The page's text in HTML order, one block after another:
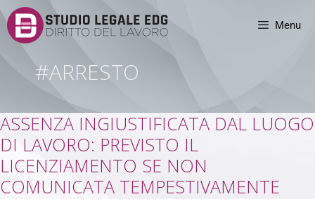
Menu
#ARRESTO
ASSENZA INGIUSTIFICATA DAL LUOGO
DI LAVORO: PREVISTO IL
LICENZIAMENTO SE NON
COMUNICATA TEMPESTIVAMENTE